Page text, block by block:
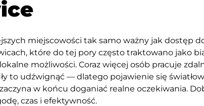
miejscowości tak samo ważny jak dostęp
które do tej pory często traktowano jako
możliwości. Coraz więcej osób pracuje
to udźwignąć — dlatego pojawienie się
w końcu doganiać realne oczekiwania.
czas i efektywność.